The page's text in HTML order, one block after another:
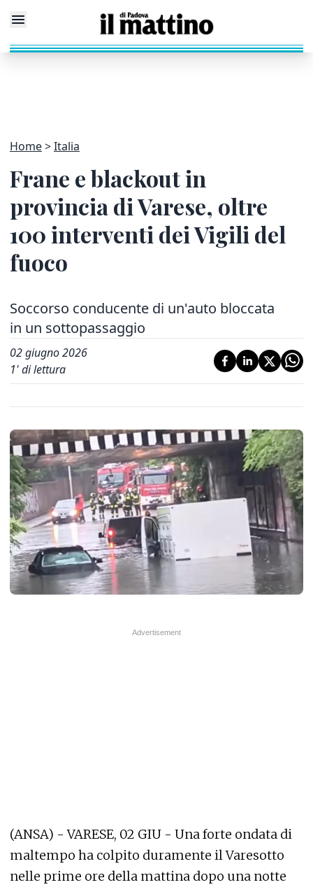
Home Italia
Frane e blackout in
provincia di Varese, oltre
100 interventi dei Vigili del
fuoco
Soccorso conducente di un'auto bloccata
in un sottopassaggio
02 giugno 2026
1' di lettura
(ANSA) - VARESE, 02 GIU - Una forte ondata di
maltempo ha colpito duramente il Varesotto
nelle prime ore della mattina dopo una notte